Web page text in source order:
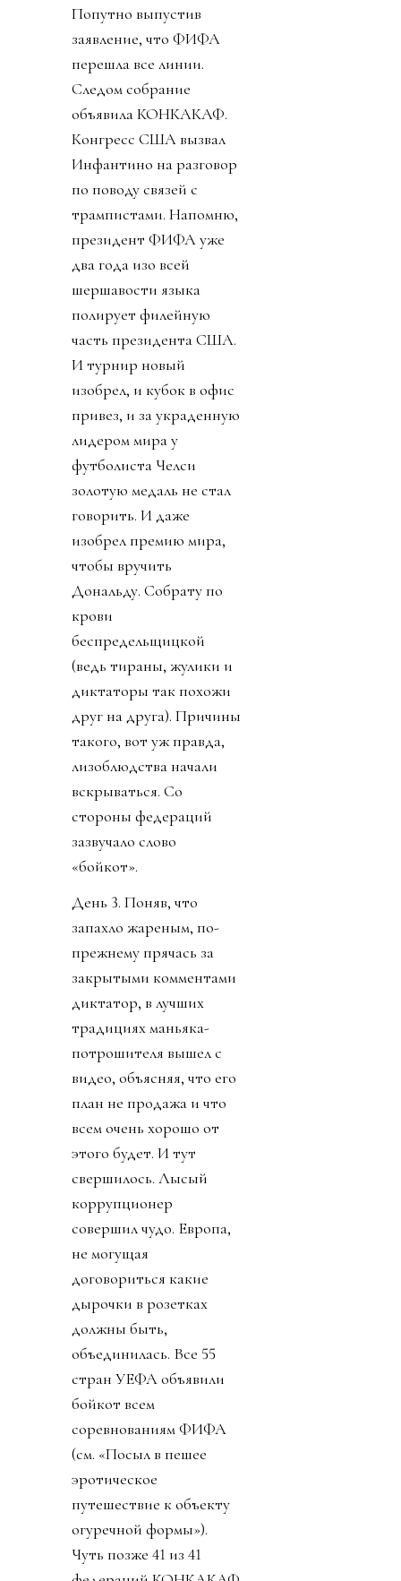
Попутно выпустив
заявление, что ФИФА
перешла все линии.
Следом собрание
объявила КОНКАКАФ.
Конгресс США вызвал
Инфантино на разговор
по поводу связей с
трампистами. Напомню,
президент ФИФА уже
два года изо всей
шершавости языка
полирует филейную
часть президента США.
И турнир новый
изобрел, и кубок в офис
привез, и за украденную
лидером мира у
футболиста Челси
золотую медаль не стал
говорить. И даже
изобрел премию мира,
чтобы вручить
Дональду. Собрату по
крови
беспредельщицкой
(ведь тираны, жулики и
диктаторы так похожи
друг на друга). Причины
такого, вот уж правда,
лизоблюдства начали
вскрываться. Со
стороны федераций
зазвучало слово
«бойкот».
День 3. Поняв, что
запахло жареным, по-
прежнему прячась за
закрытыми комментами
диктатор, в лучших
традициях маньяка-
потрошителя вышел с
видео, объясняя, что его
план не продажа и что
всем очень хорошо от
этого будет. И тут
свершилось. Лысый
коррупционер
совершил чудо. Европа,
не могущая
договориться какие
дырочки в розетках
должны быть,
объединилась. Все 55
стран УЕФА объявили
бойкот всем
соревнованиям ФИФА
(см. «Посыл в пешее
эротическое
путешествие к объекту
огуречной формы»).
Чуть позже 41 из 41